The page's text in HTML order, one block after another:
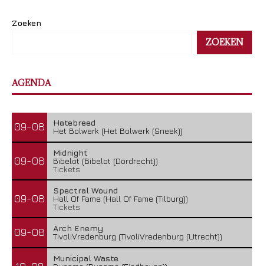
Zoeken
ZOEKEN
AGENDA
09-08
Hatebreed
Het Bolwerk (Het Bolwerk (Sneek))
09-08
Midnight
Bibelot (Bibelot (Dordrecht))
Tickets
09-08
Spectral Wound
Hall Of Fame (Hall Of Fame (Tilburg))
Tickets
09-08
Arch Enemy
TivoliVredenburg (TivoliVredenburg (Utrecht))
Municipal Waste